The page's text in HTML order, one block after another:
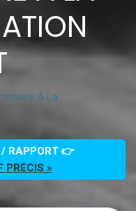
À La
RAPPORT 👉
PRÉCIS »